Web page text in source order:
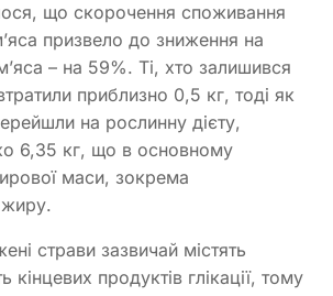
що скорочення споживання
призвело до зниження на
– на 59%. Ті, хто залишився
приблизно 0,5 кг, тоді як
на рослинну дієту,
6,35 кг, що в основному
маси, зокрема
жиру.
страви зазвичай містять
кінцевих продуктів глікації, тому